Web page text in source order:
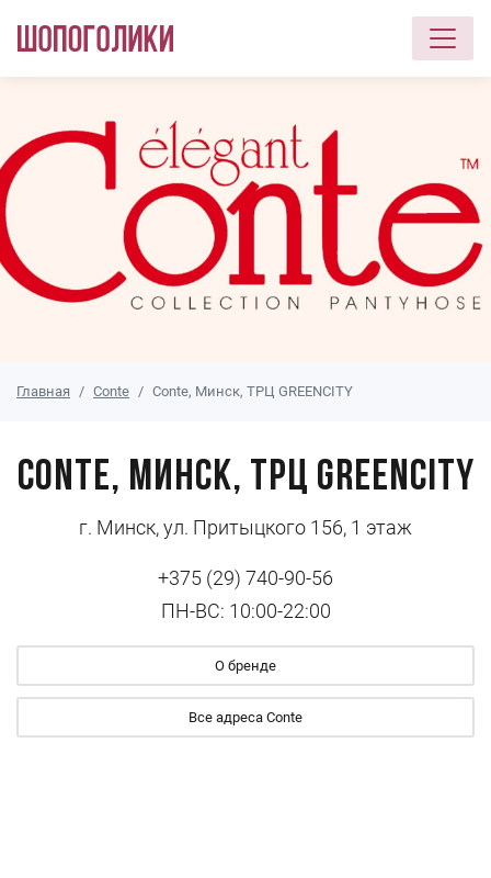
Главная Conte Conte, Минск, ТРЦ GREENCITY
Conte, Минск, ТРЦ GREENCITY
г. Минск, ул. Притыцкого 156, 1 этаж
+375 (29) 740-90-56
ПН-ВС: 10:00-22:00
О бренде
Все адреса Conte